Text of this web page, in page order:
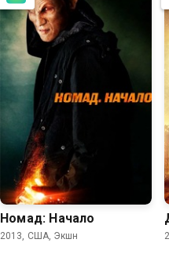
3.4 3.2
Номад: Начало
2013, США, Экшн